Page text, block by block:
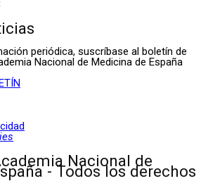
periódica, suscríbase al boletín de
Nacional de Medicina de España
Nacional de
- Todos los derechos